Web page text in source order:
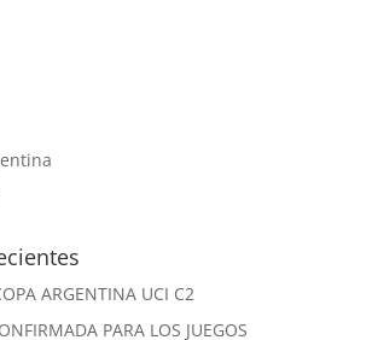
ARGENTINA UCI C2
PARA LOS JUEGOS